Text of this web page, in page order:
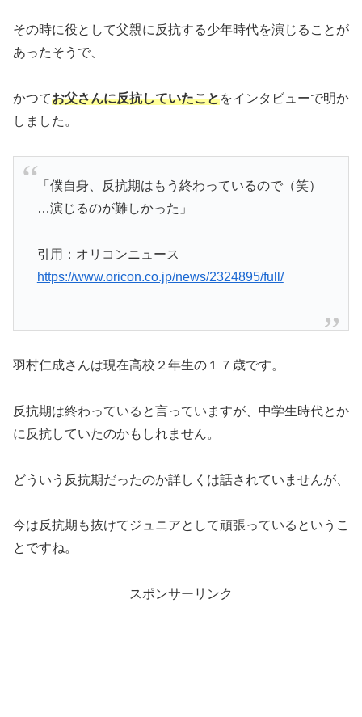
その時に役として父親に反抗する少年時代を演じることが
あったそうで、
かつてお父さんに反抗していたことをインタビューで明か
しました。
「僕自身、反抗期はもう終わっているので（笑）
…演じるのが難しかった」
引用：オリコンニュース
https://www.oricon.co.jp/news/2324895/full/
羽村仁成さんは現在高校２年生の１７歳です。
反抗期は終わっていると言っていますが、中学生時代とか
に反抗していたのかもしれません。
どういう反抗期だったのか詳しくは話されていませんが、
今は反抗期も抜けてジュニアとして頑張っているというこ
とですね。
スポンサーリンク